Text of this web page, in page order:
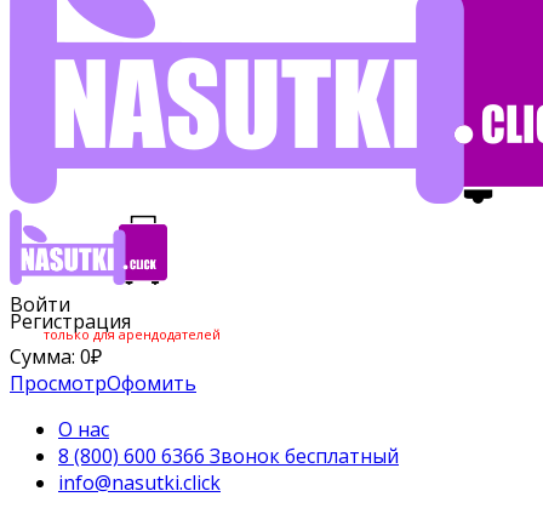
Войти
Регистрация
только для арендодателей
Сумма: 0₽
ПросмотрОфомить
О нас
8 (800) 600 6366 Звонок бесплатный
info@nasutki.click